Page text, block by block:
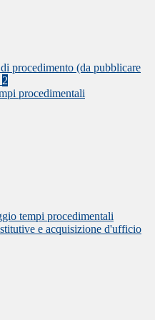
procedimento (da pubblicare
2
procedimentali
tempi procedimentali
e acquisizione d'ufficio